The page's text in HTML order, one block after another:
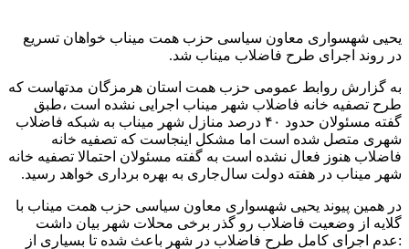
یحیی شهسواری معاون سیاسی حزب همت میناب خواهان تسریع
در روند اجرای طرح فاضلاب میناب شد.
به گزارش روابط عمومی حزب همت استان هرمزگان مدتهاست که
طرح تصفیه خانه فاضلاب شهر میناب اجرایی نشده است ،طبق
گفته مسئولان حدود ۴۰ درصد منازل شهر میناب به شبکه فاضلاب
شهری متصل شده است اما مشکل اینجاست که تصفیه خانه
فاضلاب هنوز فعال نشده است به گفته مسئولان احتمالا تصفیه خانه
شهر میناب در هفته دولت سال‌جاری به بهره برداری خواهد رسید.
در همین پیوند یحیی شهسواری معاون سیاسی حزب همت میناب با
گلایه از وضعیت فاضلاب رو گذر برخی محلات شهر بیان داشت
:عدم اجرای کامل طرح فاضلاب در شهر باعث شده تا بسیاری از